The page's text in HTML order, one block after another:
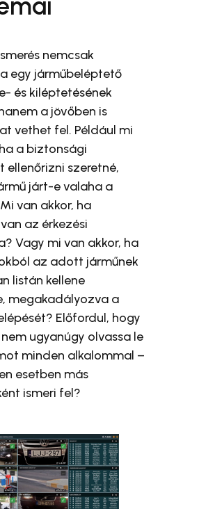
nemcsak
egy járműbeléptető
és kiléptetésének
a jövőben is
vethet fel. Például mi
a biztonsági
ellenőrizni szeretné,
járt-e valaha a
van akkor, ha
az érkezési
Vagy mi van akkor, ha
az adott járműnek
listán kellene
megakadályozva a
Előfordul, hogy
ugyanúgy olvassa le
minden alkalommal –
esetben más
ismeri fel?